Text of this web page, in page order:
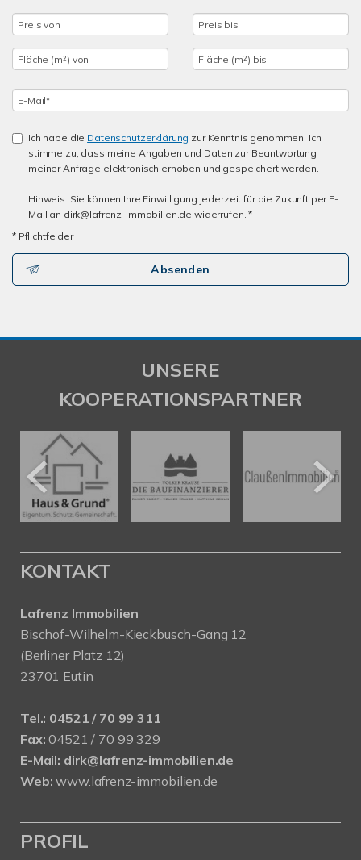
Ich habe die Datenschutzerklärung zur Kenntnis genommen. Ich
stimme zu, dass meine Angaben und Daten zur Beantwortung
meiner Anfrage elektronisch erhoben und gespeichert werden.
Hinweis: Sie können Ihre Einwilligung jederzeit für die Zukunft per E-
Mail an dirk@lafrenz-immobilien.de widerrufen. *
* Pflichtfelder
Absenden
UNSERE
KOOPERATIONSPARTNER
KONTAKT
Lafrenz Immobilien
Bischof-Wilhelm-Kieckbusch-Gang 12
(Berliner Platz 12)
23701 Eutin
Tel.: 04521 / 70 99 311
Fax: 04521 / 70 99 329
E-Mail: dirk@lafrenz-immobilien.de
Web: www.lafrenz-immobilien.de
PROFIL